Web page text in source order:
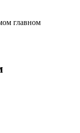
главном